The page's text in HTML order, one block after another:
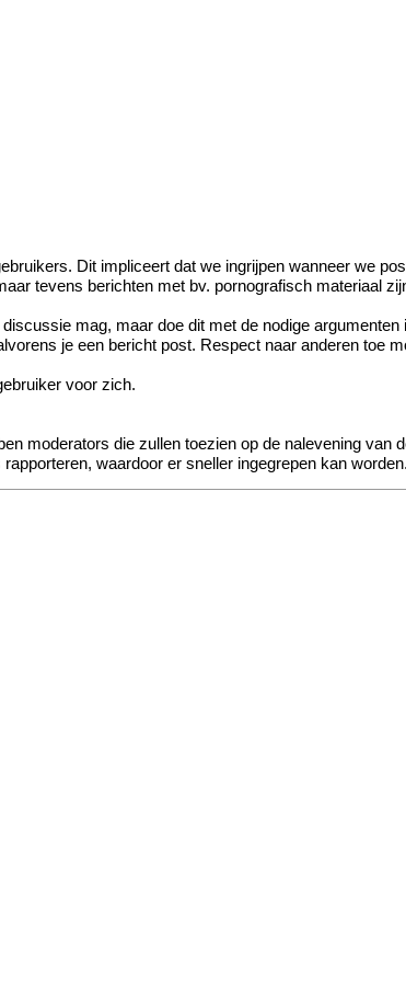
Dit impliceert dat we ingrijpen wanneer we
tevens berichten met bv. pornografisch materiaal
mag, maar doe dit met de nodige
je een bericht post. Respect naar anderen toe
voor zich.
moderators die zullen toezien op de nalevening van
waardoor er sneller ingegrepen kan worden.